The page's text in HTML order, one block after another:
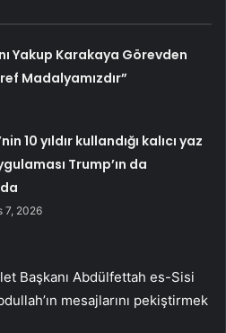
Yakup Karakaya Görevden
Madalyamızdır”
10 yıldır kullandığı kalıcı yaz
Trump’ın da
7, 2026
Başkanı Abdülfettah es-Sisi
mesajlarını pekiştirmek